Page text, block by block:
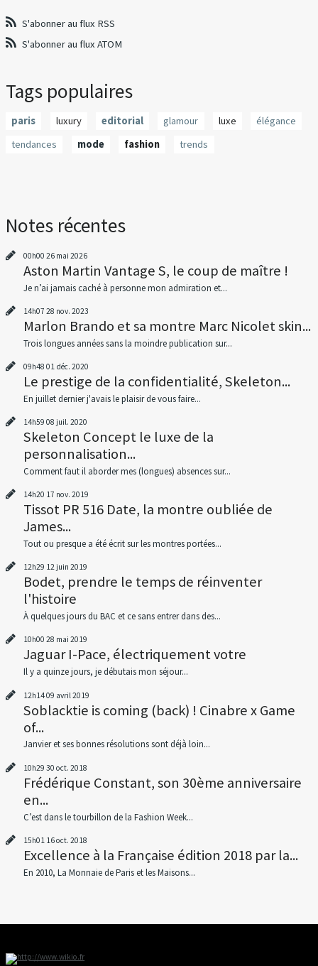
S'abonner au flux RSS
S'abonner au flux ATOM
Tags populaires
paris luxury editorial glamour luxe
élégance
tendances
mode fashion trends
Notes récentes
00h00 26 mai 2026
Aston Martin Vantage S, le coup de maître !
Je n’ai jamais caché à personne mon admiration et...
14h07 28 nov. 2023
Marlon Brando et sa montre Marc Nicolet skin...
Trois longues années sans la moindre publication sur...
09h48 01 déc. 2020
Le prestige de la confidentialité, Skeleton...
En juillet dernier j'avais le plaisir de vous faire...
14h59 08 juil. 2020
Skeleton Concept le luxe de la
personnalisation...
Comment faut il aborder mes (longues) absences sur...
14h20 17 nov. 2019
Tissot PR 516 Date, la montre oubliée de
James...
Tout ou presque a été écrit sur les montres portées...
12h29 12 juin 2019
Bodet, prendre le temps de réinventer
l'histoire
À quelques jours du BAC et ce sans entrer dans des...
10h00 28 mai 2019
Jaguar I-Pace, électriquement votre
Il y a quinze jours, je débutais mon séjour...
12h1409 avril 2019
Soblacktie is coming (back) ! Cinabre x Game
of...
Janvier et ses bonnes résolutions sont déjà loin...
10h29 30 oct. 2018
Frédérique Constant, son 30ème anniversaire
en...
C’est dans le tourbillon de la Fashion Week...
15h01 16oct. 2018
Excellence à la Française édition 2018 par la...
En 2010, La Monnaie de Paris et les Maisons...